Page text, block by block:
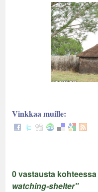
Vinkkaa muille:
0 vastausta kohteessa
watching-shelter"